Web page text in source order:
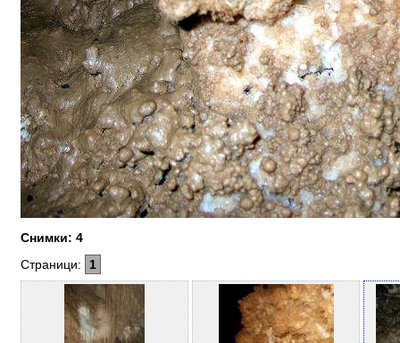
Снимки: 4
Страници:
1